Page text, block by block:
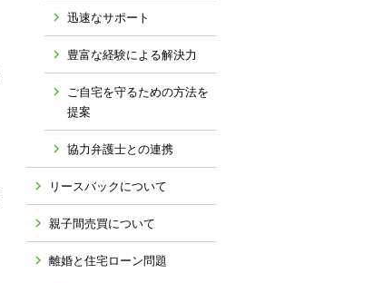
迅速なサポート
豊富な経験による解決力
ご自宅を守るための方法を
提案
協力弁護士との連携
リースバックについて
親子間売買について
離婚と住宅ローン問題